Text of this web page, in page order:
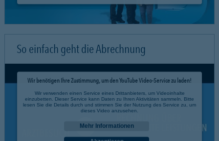
So einfach geht die Abrechnung
Wir benötigen Ihre Zustimmung, um den YouTube Video-Service zu laden!
Wir verwenden einen Service eines Drittanbieters, um Videoinhalte
einzubetten. Dieser Service kann Daten zu Ihren Aktivitäten sammeln. Bitte
lesen Sie die Details durch und stimmen Sie der Nutzung des Service zu, um
dieses Video anzusehen.
Mehr Informationen